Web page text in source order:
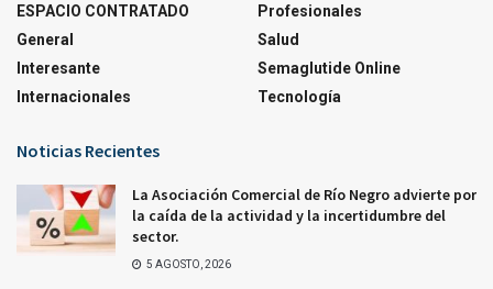
ESPACIO CONTRATADO
General
Interesante
Internacionales
Profesionales
Salud
Semaglutide Online
Tecnología
Noticias Recientes
La Asociación Comercial de Río Negro advierte por
la caída de la actividad y la incertidumbre del
sector.
5 AGOSTO, 2026